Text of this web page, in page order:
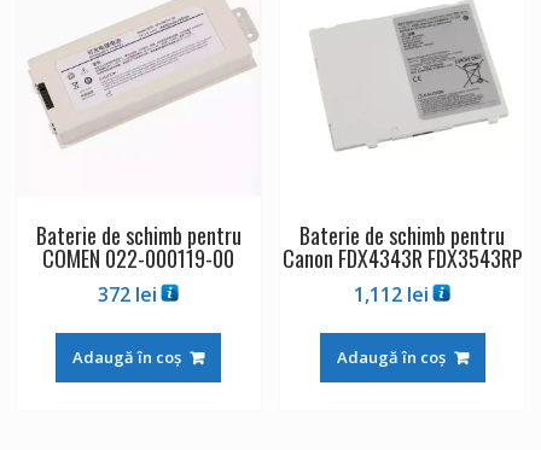
Baterie de schimb pentru
COMEN 022-000119-00
372 lei
Adaugă în coș
Baterie de schimb pentru
Canon FDX4343R FDX3543RP
1,112 lei
Adaugă în coș